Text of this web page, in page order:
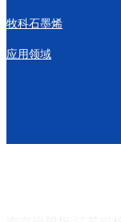
牧科石墨烯
应用领域